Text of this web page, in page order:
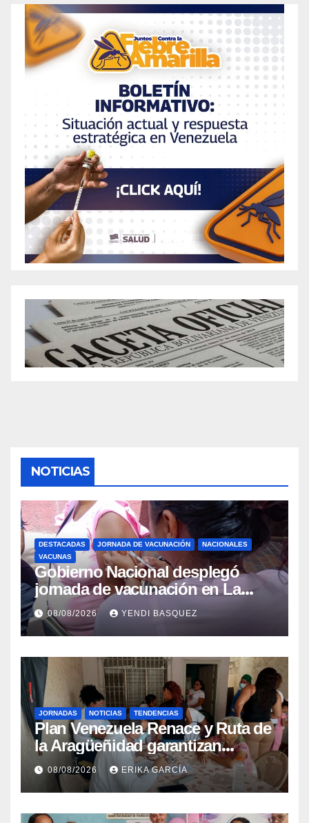
NOTICIAS
DESTACADAS JORNADA DE VACUNACIÓN
NACIONALES
VACUNAS
Gobierno Nacional desplegó
jornada de vacunación en La
Guaira para garantizar protección
epidemiológica
08/08/2026 YENDI BASQUEZ
JORNADAS NOTICIAS TENDENCIAS
Plan Venezuela Renace y Ruta de
la Aragüeñidad garantizan
atención médica integral en
Aragua
08/08/2026 ERIKA GARCÍA